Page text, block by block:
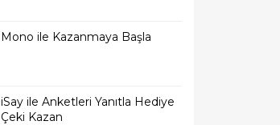
Mono ile Kazanmaya Başla
iSay ile Anketleri Yanıtla Hediye
Çeki Kazan